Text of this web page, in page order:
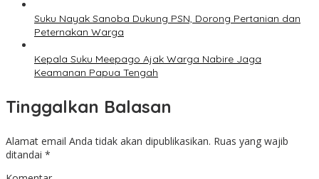
Suku Nayak Sanoba Dukung PSN, Dorong Pertanian dan
Peternakan Warga
Kepala Suku Meepago Ajak Warga Nabire Jaga
Keamanan Papua Tengah
Tinggalkan Balasan
Alamat email Anda tidak akan dipublikasikan. Ruas yang wajib
ditandai *